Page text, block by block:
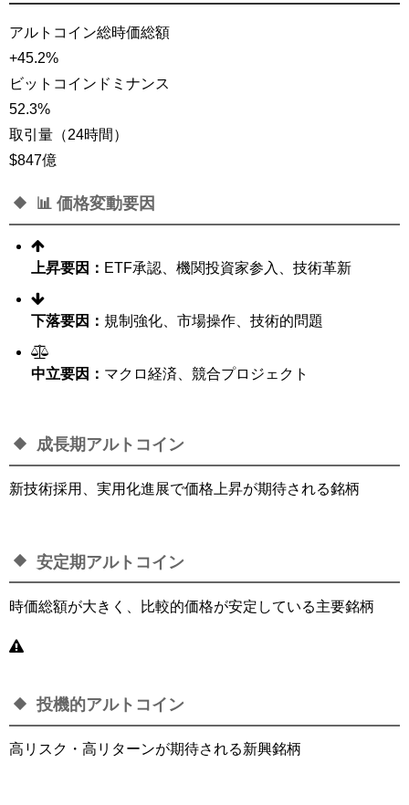
アルトコイン総時価総額
+45.2%
ビットコインドミナンス
52.3%
取引量（24時間）
$847億
📊 価格変動要因
上昇要因： ETF承認、機関投資家参入、技術革新
下落要因： 規制強化、市場操作、技術的問題
中立要因： マクロ経済、競合プロジェクト
成長期アルトコイン
新技術採用、実用化進展で価格上昇が期待される銘柄
安定期アルトコイン
時価総額が大きく、比較的価格が安定している主要銘柄
投機的アルトコイン
高リスク・高リターンが期待される新興銘柄